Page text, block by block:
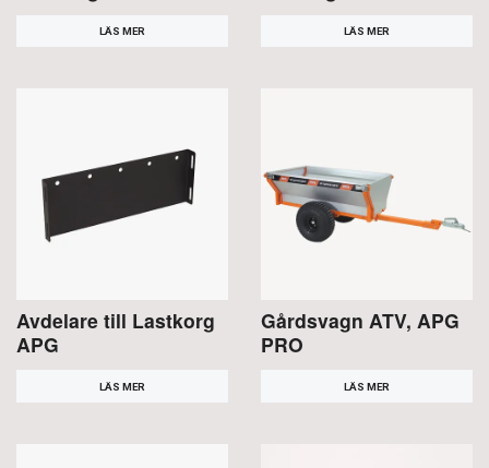
LÄS MER LÄS MER
Avdelare till Lastkorg
APG
LÄS MER
Gårdsvagn ATV, APG
PRO
LÄS MER